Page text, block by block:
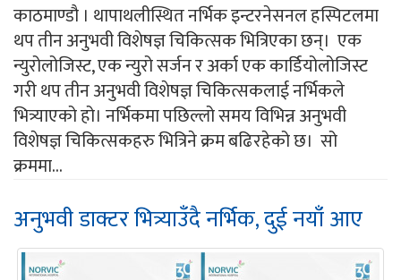
काठमाण्डौ । थापाथलीस्थित नर्भिक इन्टरनेसनल हस्पिटलमा
थप तीन अनुभवी विशेषज्ञ चिकित्सक भित्रिएका छन्। एक
न्युरोलोजिस्ट, एक न्युरो सर्जन र अर्का एक कार्डियोलोजिस्ट
गरी थप तीन अनुभवी विशेषज्ञ चिकित्सकलाई नर्भिकले
भित्र्याएको हो। नर्भिकमा पछिल्लो समय विभिन्न अनुभवी
विशेषज्ञ चिकित्सकहरु भित्रिने क्रम बढिरहेको छ। सो
क्रममा...
अनुभवी डाक्टर भित्र्याउँदै नर्भिक, दुई नयाँ आए